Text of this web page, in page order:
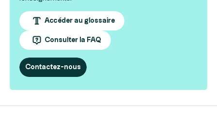
Accéder au glossaire
Consulter la FAQ
Contactez-nous